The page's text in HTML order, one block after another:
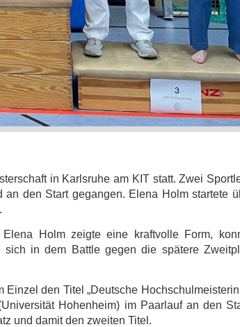
in Karlsruhe am KIT statt. Zwei
den Start gegangen. Elena Holm startete
Holm zeigte eine kraftvolle Form,
in dem Battle gegen die spätere
den Titel „Deutsche Hochschulmeisterin
Hohenheim) im Paarlauf an den
und damit den zweiten Titel.